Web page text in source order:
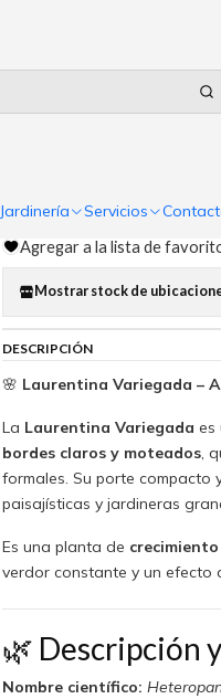
Jardinería Servicios
Cantidad
Agregar a la lista de
Mostrar stock de
DESCRIPCIÓN
🌸 Laurentina Variegada –
La Laurentina Variegada es
bordes claros y moteados,
formales. Su porte compacto
paisajísticas y jardineras
Es una planta de
verdor constante y un
🌿 Descripción
Nombre científico: